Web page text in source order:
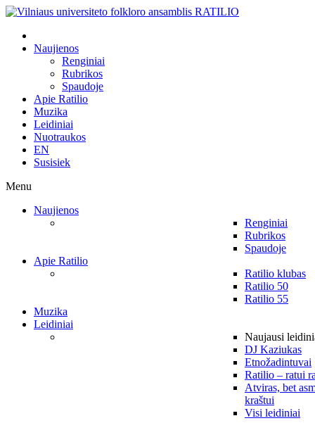
Naujienos
Renginiai
Rubrikos
Spaudoje
Apie Ratilio
Muzika
Leidiniai
Nuotraukos
EN
Susisiek
Menu
Naujienos
Renginiai
Rubrikos
Spaudoje
Apie Ratilio
Ratilio klubas
Ratilio 50
Ratilio 55
Muzika
Leidiniai
Naujausi
DJ Kaziukas
Etnožadintuvai
Ratilio – ratui
Atviras, bet
kraštui
Visi leidiniai